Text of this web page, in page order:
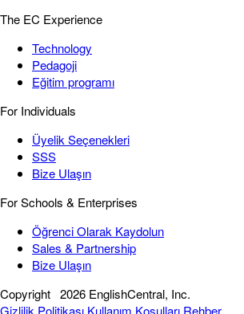
The EC Experience
Technology
Pedagoji
Eğitim programı
For Individuals
Üyelik Seçenekleri
SSS
Bize Ulaşın
For Schools & Enterprises
Öğrenci Olarak Kaydolun
Sales & Partnership
Bize Ulaşın
Copyright 2026 EnglishCentral, Inc.